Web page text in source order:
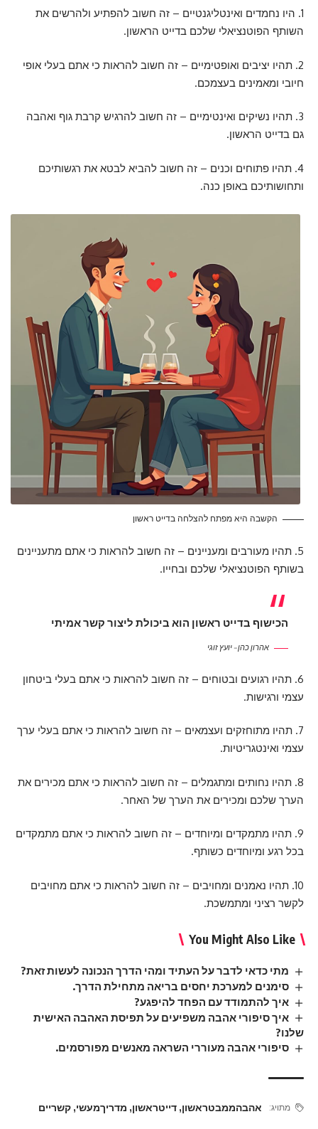
1. היו נחמדים ואינטליגנטיים – זה חשוב להפתיע ולהרשים את
השותף הפוטנציאלי שלכם בדייט הראשון.
2. תהיו יציבים ואופטימיים – זה חשוב להראות כי אתם בעלי אופי
חיובי ומאמינים בעצמכם.
3. תהיו נשיקים ואינטימיים – זה חשוב להרגיש קרבת גוף ואהבה
גם בדייט הראשון.
4. תהיו פתוחים וכנים – זה חשוב להביא לבטא את רגשותיכם
ותחושותיכם באופן כנה.
הקשבה היא מפתח להצלחה בדייט ראשון
5. תהיו מעורבים ומעניינים – זה חשוב להראות כי אתם מתעניינים
בשותף הפוטנציאלי שלכם ובחייו.
הכישוף בדייט ראשון הוא ביכולת ליצור קשר אמיתי
אהרון כהן – יועץ זוגי
6. תהיו רגועים ובטוחים – זה חשוב להראות כי אתם בעלי ביטחון
עצמי ורגישות.
7. תהיו מתוחזקים ועצמאים – זה חשוב להראות כי אתם בעלי ערך
עצמי ואינטגריטיות.
8. תהיו נחותים ומתגמלים – זה חשוב להראות כי אתם מכירים את
הערך שלכם ומכירים את הערך של האחר.
9. תהיו מתמקדים ומיוחדים – זה חשוב להראות כי אתם מתמקדים
בכל רגע ומיוחדים כשותף.
10. תהיו נאמנים ומחויבים – זה חשוב להראות כי אתם מחויבים
לקשר רציני ומתמשכת.
You Might Also Like
מתי כדאי לדבר על העתיד ומהי הדרך הנכונה לעשות זאת?
סימנים למערכת יחסים בריאה מתחילת הדרך.
איך להתמודד עם הפחד להיפגע?
איך סיפורי אהבה משפיעים על תפיסת האהבה האישית
שלנו?
סיפורי אהבה מעוררי השראה מאנשים מפורסמים.
מתויג: אהבהממבטראשון, דייטראשון, מדריךמעשי, קשריים